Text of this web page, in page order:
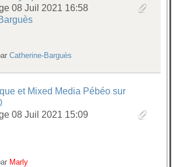
08 Juil 2021 16:58
Catherine-Barguès
et Mixed Media Pébéo sur
08 Juil 2021 15:09
Marly